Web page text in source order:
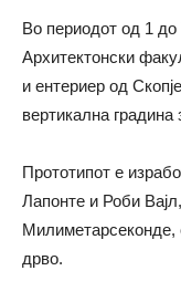
Во периодот од 1 до
Архитектонски
и ентериер од
вертикaлна
Прототипот е
Лапонте и Роби
Милиметарсеконде,
дрво.